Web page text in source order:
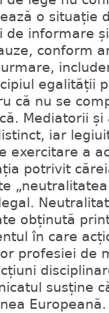
o situație
de informare
conform
egalității
că nu se
Mediatorii
iar
exercitare a
potrivit
obținută
în care
profesiei de
susține